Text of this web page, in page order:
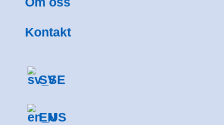
Kontakt
SV
EN